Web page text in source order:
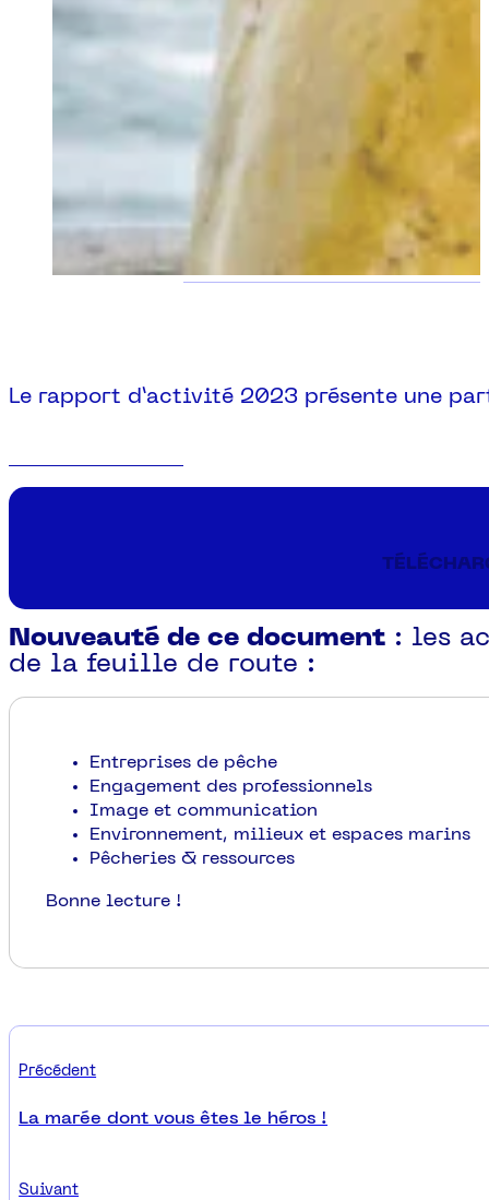
Le rapport d’activité 2023 présente une
Nouveauté de ce document : les
de la feuille de route :
Entreprises de pêche
Engagement des professionnels
Image et communication
Environnement, milieux et espaces marins
Pêcheries & ressources
Bonne lecture !
Précédent
La marée dont vous êtes le héros !
Suivant